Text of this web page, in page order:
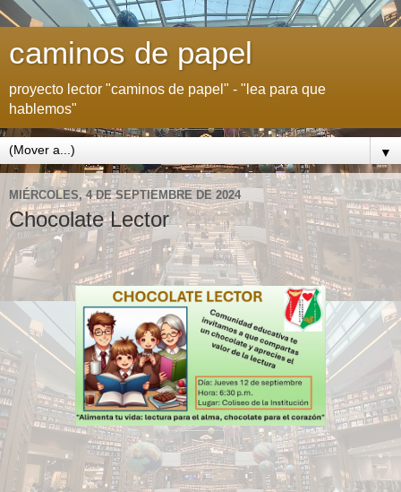
caminos de papel
proyecto lector "caminos de papel" - "lea para que
hablemos"
▼
MIÉRCOLES, 4 DE SEPTIEMBRE DE 2024
Chocolate Lector